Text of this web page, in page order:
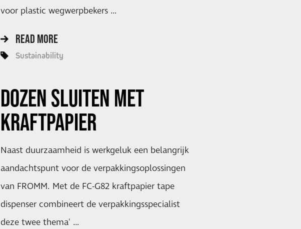
voor plastic wegwerpbekers …
READ MORE
Sustainability
DOZEN SLUITEN MET
KRAFTPAPIER
Naast duurzaamheid is werkgeluk een belangrijk
aandachtspunt voor de verpakkingsoplossingen
van FROMM. Met de FC-G82 kraftpapier tape
dispenser combineert de verpakkingsspecialist
deze twee thema' …